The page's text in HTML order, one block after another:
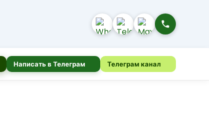
Написать в Телеграм Телеграм канал